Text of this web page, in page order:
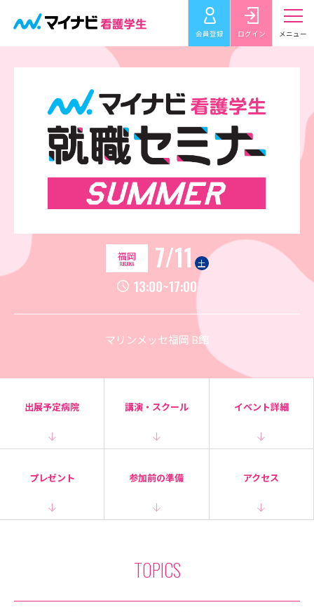
会員登録 ログイン メニュー
福岡
FUKUOKA 7/11 土
13:00~17:00
マリンメッセ福岡 B館
出展予定病院 講演・スクール イベント詳細
プレゼント 参加前の準備 アクセス
TOPICS